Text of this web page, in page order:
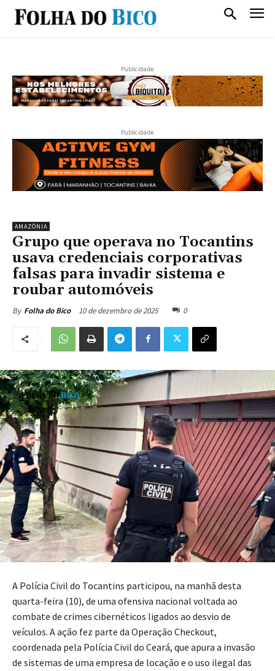
Publicidade
Publicidade
AMAZÔNIA
Grupo que operava no Tocantins
usava credenciais corporativas
falsas para invadir sistema e
roubar automóveis
By Folha do Bico 10 de dezembro de 2025 0
A Polícia Civil do Tocantins participou, na manhã desta
quarta-feira (10), de uma ofensiva nacional voltada ao
combate de crimes cibernéticos ligados ao desvio de
veículos. A ação fez parte da Operação Checkout,
coordenada pela Polícia Civil do Ceará, que apura a invasão
de sistemas de uma empresa de locação e o uso ilegal das